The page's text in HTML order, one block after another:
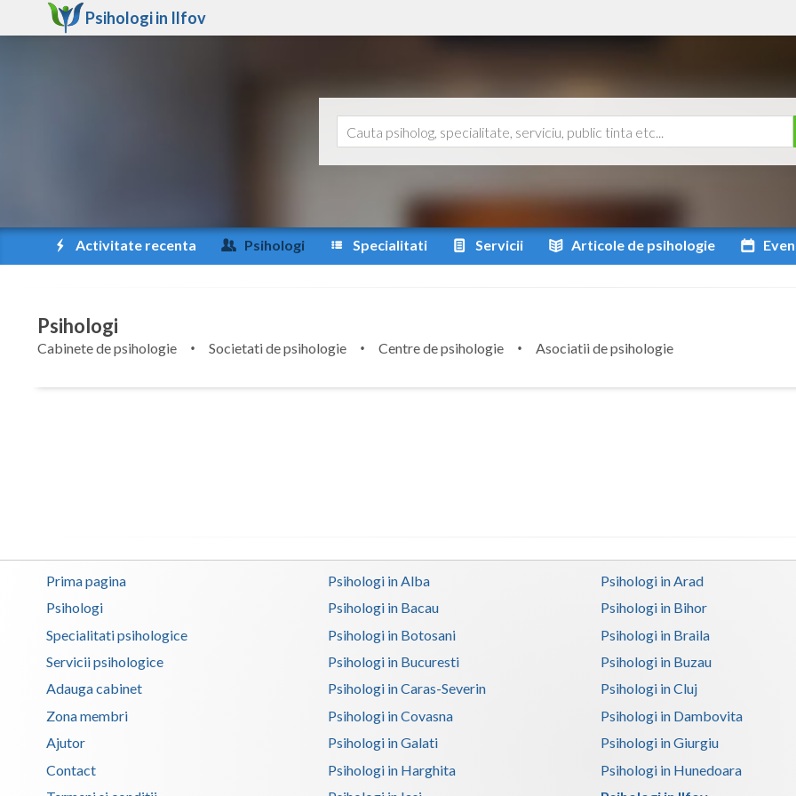
Psihologi in Ilfov
Activitate recenta Psihologi Specialitati Servicii Articole de psihologie
Psihologi
Cabinete de psihologie Societati de psihologie Centre de psihologie
Asociatii de psihologie
Prima pagina
Psihologi
Specialitati psihologice
Servicii psihologice
Adauga cabinet
Zona membri
Ajutor
Contact
Psihologi in Alba Psihologi in Arad
Psihologi in Bacau
Psihologi in Bihor
Psihologi in Botosani
Psihologi in Braila
Psihologi in Bucuresti
Psihologi in Buzau
Psihologi in Caras-Severin
Psihologi in Cluj
Psihologi in Covasna
Psihologi in Dambovita
Psihologi in Galati
Psihologi in Giurgiu
Psihologi in Harghita
Psihologi in Hunedoara